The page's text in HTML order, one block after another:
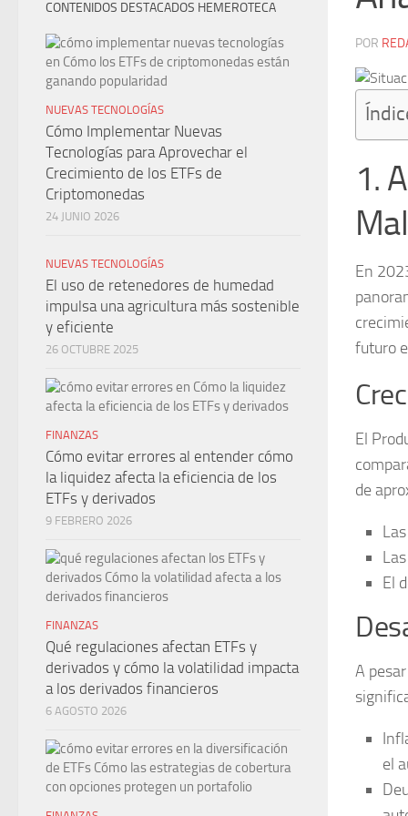
POR
1.
En
futuro
El
de
El
A
el
CONTENIDOS DESTACADOS HEMEROTECA
NUEVAS TECNOLOGÍAS
Cómo Implementar Nuevas
Tecnologías para Aprovechar el
Crecimiento de los ETFs de
Criptomonedas
24 JUNIO 2026
NUEVAS TECNOLOGÍAS
El uso de retenedores de humedad
impulsa una agricultura más sostenible
y eficiente
26 OCTUBRE 2025
FINANZAS
Cómo evitar errores al entender cómo
la liquidez afecta la eficiencia de los
ETFs y derivados
9 FEBRERO 2026
FINANZAS
Qué regulaciones afectan ETFs y
derivados y cómo la volatilidad impacta
a los derivados financieros
6 AGOSTO 2026